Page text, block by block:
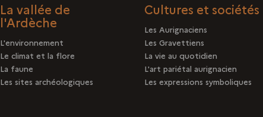
La vallée de
l'Ardèche
L'environnement
Le climat et la flore
La faune
Les sites archéologiques
Cultures et sociétés
Les Aurignaciens
Les Gravettiens
La vie au quotidien
L'art pariétal aurignacien
Les expressions symboliques